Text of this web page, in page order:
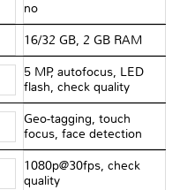
no
16/32 GB, 2 GB RAM
5 MP, autofocus, LED
flash, check quality
Geo-tagging, touch
focus, face detection
1080p@30fps, check
quality